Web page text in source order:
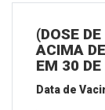
(DOSE
ACIMA
EM 30
Data de